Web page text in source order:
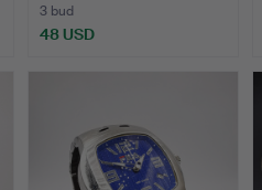
3 bud
48 USD